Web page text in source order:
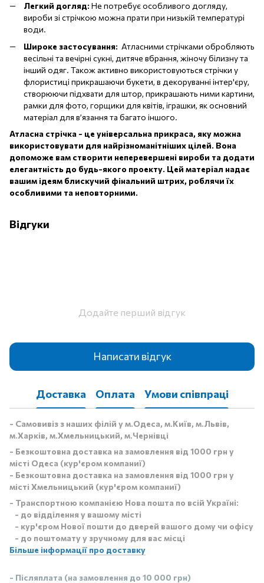
Легкий догляд: Не потребує особливого догляду,
вироби зі стрічкою можна прати при низькій температурі
води.
Широке застосування: Атласними стрічками обробляють
весільні та вечірні сукні, дитяче вбрання, жіночу білизну та
інший одяг. Також активно використовуються стрічки у
флористиці прикрашаючи букети, в декоруванні інтер'єру,
створюючи підхвати для штор, прикрашають ними картини,
рамки для фото, горщики для квітів, іграшки, як основний
матеріал для в’язання та багато іншого.
Атласна стрічка - це універсальна прикраса, яку можна
використовувати для найрізноманітніших цілей. Вона
допоможе вам створити неперевершені вироби та додати
елегантність до будь-якого проекту. Цей матеріал надає
вашим ідеям блискучий фінальний штрих, роблячи їх
особливими та неповторними.
Відгуки
Додайте перший відгук
Написати відгук
Доставка Оплата Умови співпраці
- Самовивіз з наших філій у м.Одеса, м.Київ, м.Львів,
м.Харків, м.Хмельницький, м.Чернівці
- Безкоштовна доставка на замовлення від 1000 грн у
місті Одеса (кур'єром компаниї)
- Безкоштовна доставка на замовлення від 1000 грн у
місті Хмельницький (кур'єром компаниї)
- Транспортною компанією Нова пошта по всій Україні:
- до відділення у вашому місті
- кур'єром Нової пошти до дверей вашого дому чи офісу
- до поштомату у зручному для вас місці
Більше інформації про доставку
- Післяплата (на замовлення до 10 000 грн)